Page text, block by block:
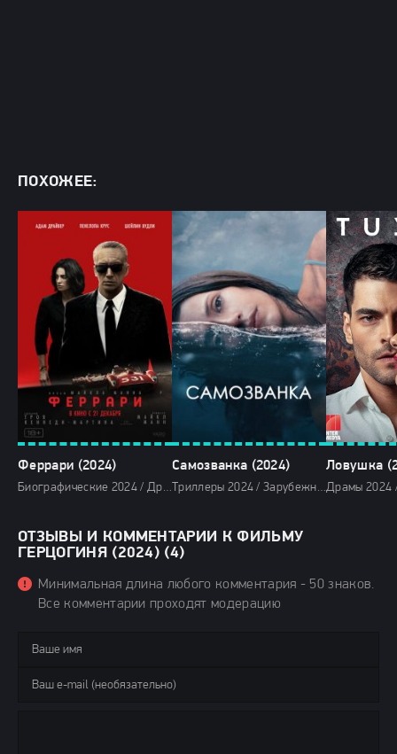
ПОХОЖЕЕ:
Феррари (2024)
Биографические 2024 / Драмы 2024 / Зарубежные фильмы 2024 / Новинки кино 2024 / Последние фильмы 2024 / Фильмы 2024 / Сериалы в озвучке Newstudio / Смотреть фильмы онлайн
Самозванка (2024)
Триллеры 2024 / Зарубежные фильмы 2024 / Новинки кино 2024 / Последние фильмы 2024 / Фильмы весны 2024 / Фильмы 4K / Фильмы 2024 / Смотреть фильмы онлайн
Ловушка
ОТЗЫВЫ И КОММЕНТАРИИ К ФИЛЬМУ
ГЕРЦОГИНЯ (2024) (4)
Минимальная длина любого комментария - 50 знаков.
Все комментарии проходят модерацию